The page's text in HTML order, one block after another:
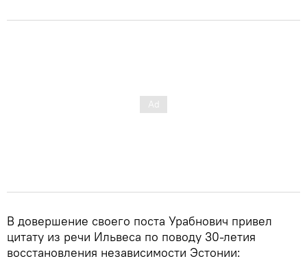
В довершение своего поста Урабнович привел
цитату из речи Ильвеса по поводу 30-летия
восстановления независимости Эстонии: